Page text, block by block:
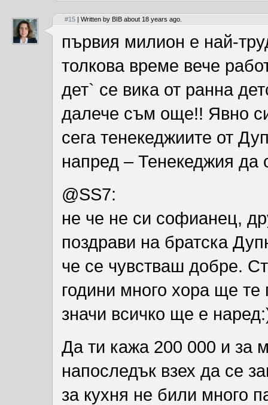
#15 | Written by BIB about 18 years ago.
първия милион е най-
толкова време вече
дет` се вика от ранна
далече съм още!! Явно
сега тенекеджиите от
напред – Тенекеджия да
@SS7:
не че не си софианец,
поздрави на братска
че се чувстваш добре.
години много хора ще
значи всичко ще е
Да ти кажа 200 000 и за
напоследък взех да се
за кухня не били много